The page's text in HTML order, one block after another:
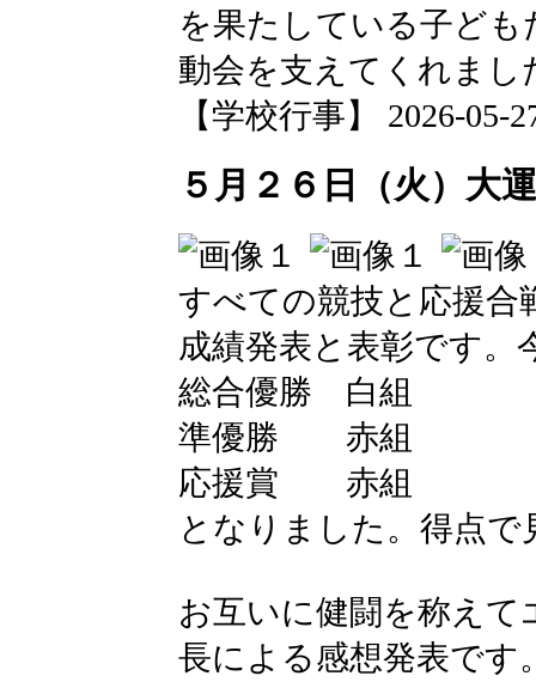
を果たしている子ど
動会を支えてくれまし
【学校行事】 2026-05-
５月２６日（火）大
すべての競技と応援合
成績発表と表彰です。
総合優勝 白組
準優勝 赤組
応援賞 赤組
となりました。得点
お互いに健闘を称えて
長による感想発表です